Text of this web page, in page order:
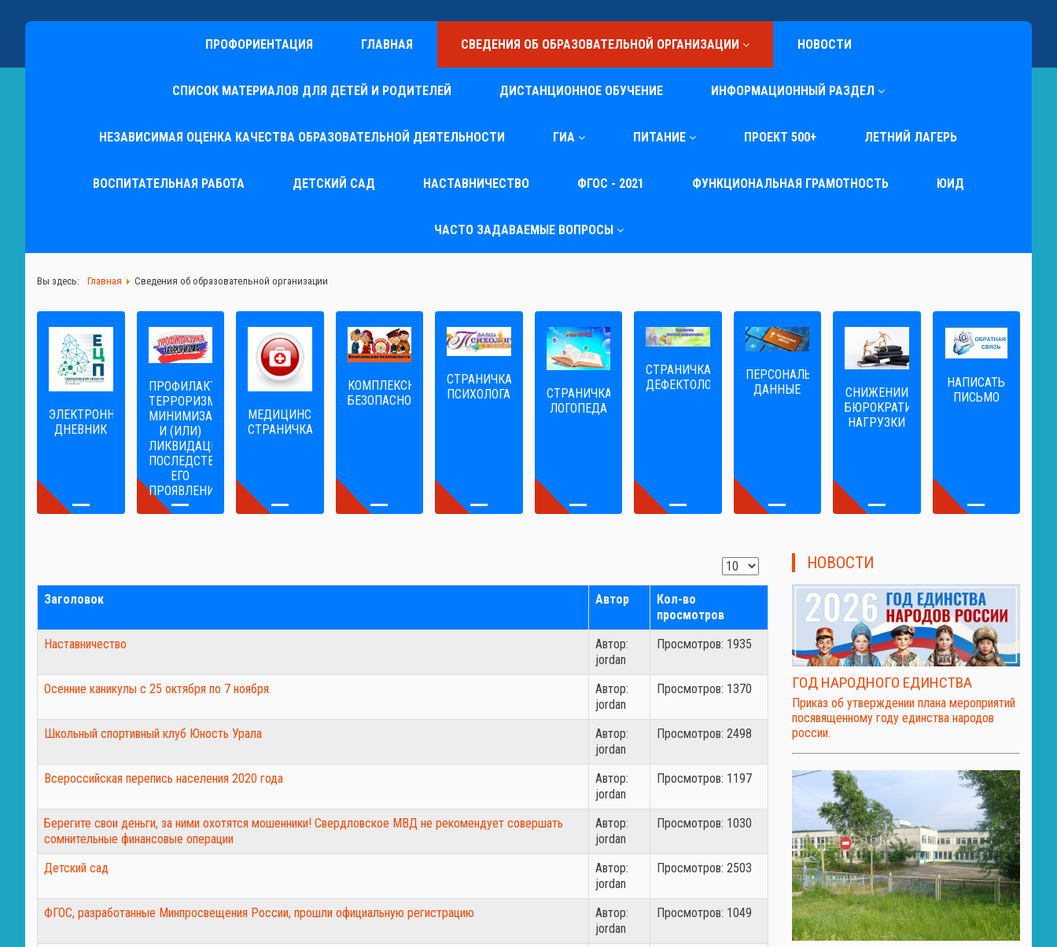
ПРОФОРИЕНТАЦИЯ ГЛАВНАЯ СВЕДЕНИЯ ОБ ОБРАЗОВАТЕЛЬНОЙ ОРГАНИЗАЦИИ НОВОСТИ
СПИСОК МАТЕРИАЛОВ ДЛЯ ДЕТЕЙ И РОДИТЕЛЕЙ ДИСТАНЦИОННОЕ ОБУЧЕНИЕ ИНФОРМАЦИОННЫЙ РАЗДЕЛ
НЕЗАВИСИМАЯ ОЦЕНКА КАЧЕСТВА ОБРАЗОВАТЕЛЬНОЙ ДЕЯТЕЛЬНОСТИ ГИА ПИТАНИЕ ПРОЕКТ 500+ ЛЕТНИЙ ЛАГЕРЬ
ВОСПИТАТЕЛЬНАЯ РАБОТА ДЕТСКИЙ САД НАСТАВНИЧЕСТВО ФГОС - 2021 ФУНКЦИОНАЛЬНАЯ ГРАМОТНОСТЬ ЮИД
ЧАСТО ЗАДАВАЕМЫЕ ВОПРОСЫ
Вы здесь: Главная Сведения об образовательной организации
ЭЛЕКТРОННЫЙ
ДНЕВНИК
ПРОФИЛАКТИКА
ТЕРРОРИЗМА,
МИНИМИЗАЦИЯ
И (ИЛИ)
ЛИКВИДАЦИЯ
ПОСЛЕДСТВИЙ
ЕГО
ПРОЯВЛЕНИЙ
МЕДИЦИНСКАЯ
СТРАНИЧКА
КОМПЛЕКСНАЯ
БЕЗОПАСНОСТЬ
СТРАНИЧКА
ПСИХОЛОГА
СТРАНИЧКА
ЛОГОПЕДА
СТРАНИЧКА
ДЕФЕКТОЛОГА
ПЕРСОНАЛЬНЫЕ
ДАННЫЕ
CНИЖЕНИИ
БЮРОКРАТИЧЕСКОЙ
НАГРУЗКИ
НАПИСАТЬ
ПИСЬМО
Заголовок Автор
Кол-во
просмотров
Наставничество
Автор:
jordan
Просмотров: 1935
Осенние каникулы с 25 октября по 7 ноября.
Автор:
jordan
Просмотров: 1370
Школьный спортивный клуб Юность Урала
Автор:
jordan
Просмотров: 2498
Всероссийская перепись населения 2020 года
Автор:
jordan
Просмотров: 1197
Берегите свои деньги, за ними охотятся мошенники! Свердловское МВД не рекомендует совершать
сомнительные финансовые операции
Автор:
jordan
Просмотров: 1030
Детский сад
Автор:
jordan
Просмотров: 2503
ФГОС, разработанные Минпросвещения России, прошли официальную регистрацию
Автор:
jordan
Просмотров: 1049
НОВОСТИ
ГОД НАРОДНОГО ЕДИНСТВА
Приказ об утверждении плана мероприятий
посявященному году единства народов
россии.